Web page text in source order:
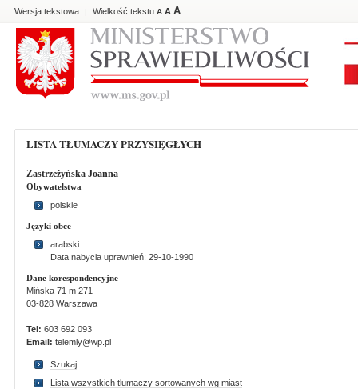
Wersja tekstowa | Wielkość tekstu A A A
LISTA TŁUMACZY PRZYSIĘGŁYCH
Zastrzeżyńska Joanna
Obywatelstwa
polskie
Języki obce
arabski
Data nabycia uprawnień: 29-10-1990
Dane korespondencyjne
Mińska 71 m 271
03-828 Warszawa
Tel: 603 692 093
Email: telemly@wp.pl
Szukaj
Lista wszystkich tlumaczy sortowanych wg miast